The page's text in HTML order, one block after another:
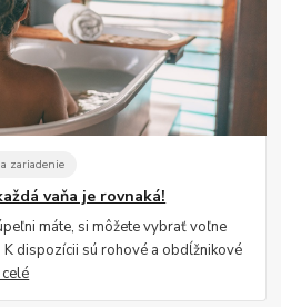
zariadenie
vaňa je rovnaká!
máte, si môžete vybrať voľne
dispozícii sú rohové a obdĺžnikové